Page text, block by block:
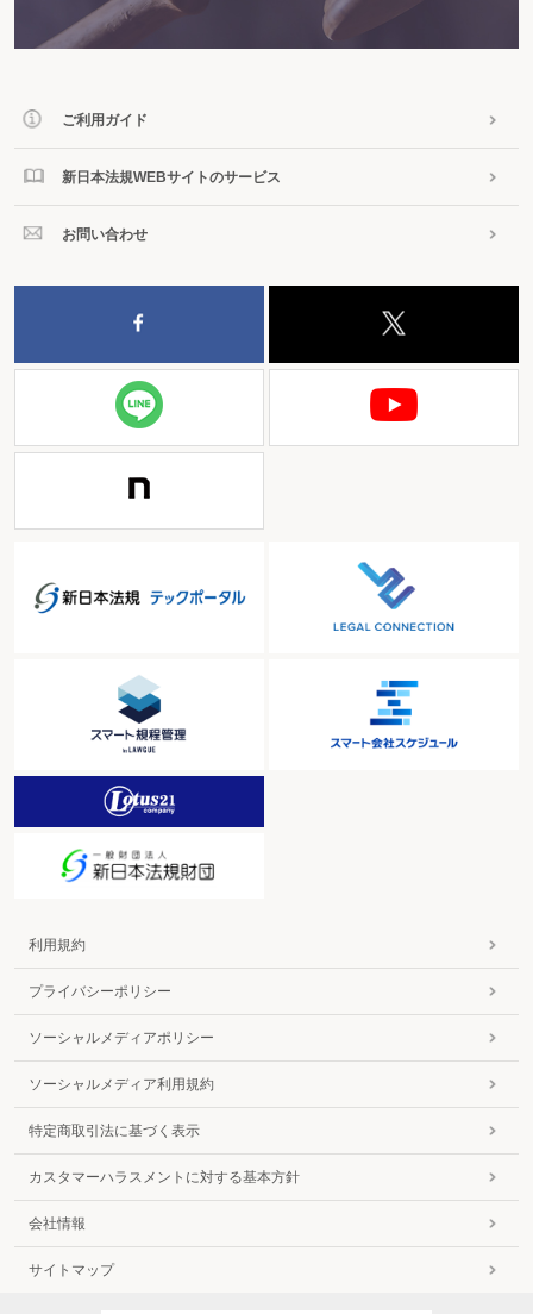
ご利用ガイド
新日本法規WEBサイトのサービス
お問い合わせ
利用規約
プライバシーポリシー
ソーシャルメディアポリシー
ソーシャルメディア利用規約
特定商取引法に基づく表示
カスタマーハラスメントに対する基本方針
会社情報
サイトマップ